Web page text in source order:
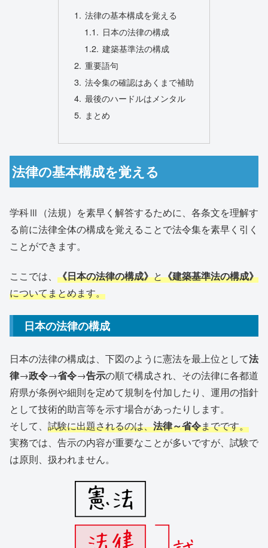
法律の基本構成を覚える
日本の法律の構成
建築基準法の構成
重要語句
法令集の確認はあくまで補助
最後のハードルはメンタル
まとめ
法律の基本構成を覚える
学科Ⅲ（法規）を素早く解答するために、各条文を理解す
る前に法律全体の構成を覚えることで法令集を素早く引く
ことができます。
ここでは、 《日本の法律の構成》と《建築基準法の構成》
についてまとめます。
日本の法律の構成
日本の法律の構成は、下図のように憲法を最上位として法
律→政令→省令→告示の順で構成され、その法律に各都道
府県が条例や細則を定めて規制を付加したり、運用の指針
として技術的助言等を示す場合があったりします。
そして、 試験に出題されるのは、法律～省令までです。
実務では、告示の内容が重要なことが多いですが、試験で
は原則、扱われません。